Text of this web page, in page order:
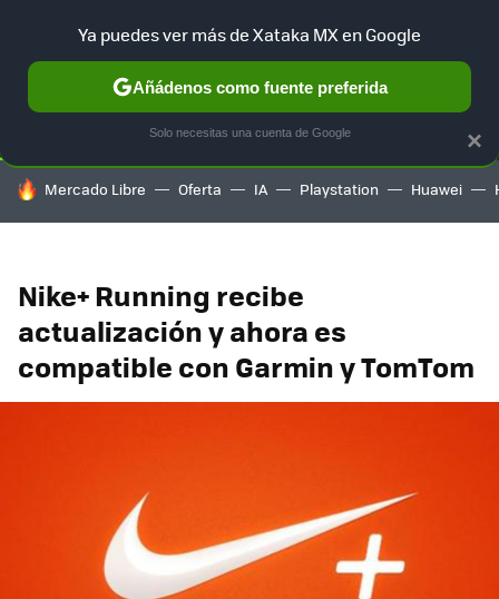
SELECCIÓN GAMING HOME AUTO TERRITORIO
HOY SE HABLA DE
Mercado Libre Oferta IA Playstation Huawei
Nike+ Running recibe
actualización y ahora es
compatible con Garmin y TomTom
×
Ya puedes ver más de Xataka MX en Google
Añádenos como fuente preferida
Solo necesitas una cuenta de Google